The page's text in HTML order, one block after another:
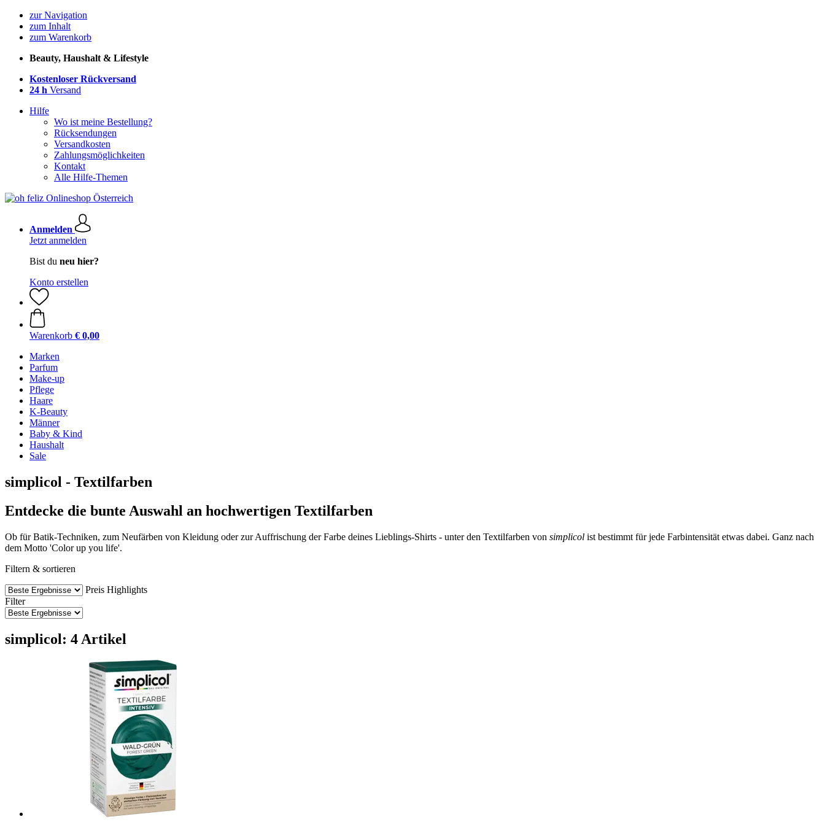
zur Navigation
zum Inhalt
zum Warenkorb
Beauty, Haushalt & Lifestyle
Kostenloser Rückversand
24 h Versand
Hilfe
Wo ist meine Bestellung?
Rücksendungen
Versandkosten
Zahlungsmöglichkeiten
Kontakt
Alle Hilfe-Themen
Anmelden
Jetzt anmelden
Bist du neu hier?
Konto erstellen
Warenkorb € 0,00
Marken
Parfum
Make-up
Pflege
Haare
K-Beauty
Männer
Baby & Kind
Haushalt
Sale
simplicol - Textilfarben
Entdecke die bunte Auswahl an hochwertigen Textilfarben
Ob für Batik-Techniken, zum Neufärben von Kleidung oder zur Auffrischung der Farbe deines Lieblings-Shirts - unter den Textilfarben von simplicol ist bestimmt für jede Farbintensität etwas dabei. Ganz nach
dem Motto 'Color up you life'.
Filtern & sortieren
Preis Highlights
Filter
simplicol: 4 Artikel